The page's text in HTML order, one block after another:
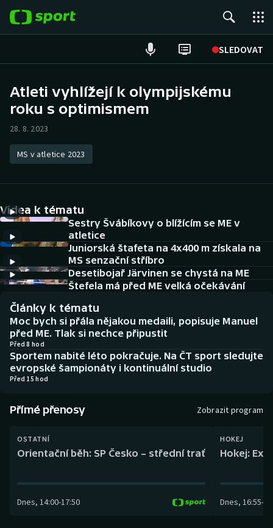
SLEDOVAT
Hokej
Atletika
DALŠÍ SPORTY
Americký fotbal
Baseball a softbal
Basketbal
Biatlon
Boby a skeleton
Dostihy
NEPŘEHLÉDNĚTE
Soutěže
Historické návraty
Aplikace ČT sport
AZ kvíz
Atleti vyhlížejí k olympijskému
roku s optimismem
28. 8. 2023
MS v atletice 2023
Videa k tématu
Sestry Švábíkovy o blížícím se ME v
atletice
Juniorská štafeta na 4x400 m získala na
MS senzační stříbro
Desetibojař Järvinen se chystá na ME
Štefela má před ME velká očekávání
Články k tématu
Moc bych si přála nějakou medaili, popisuje Manuel
před ME. Tlak si nechce připustit
Před 8 hod
Sportem nabité léto pokračuje. Na ČT sport sledujte
evropské šampionáty i kontinuální studio
Před 15 hod
Přímé přenosy Zobrazit program
OSTATNÍ
Orientační běh: SP Česko – střední trať
Dnes, 14:00-17:50
HOKEJ
Hokej:
Dnes, 16:55-